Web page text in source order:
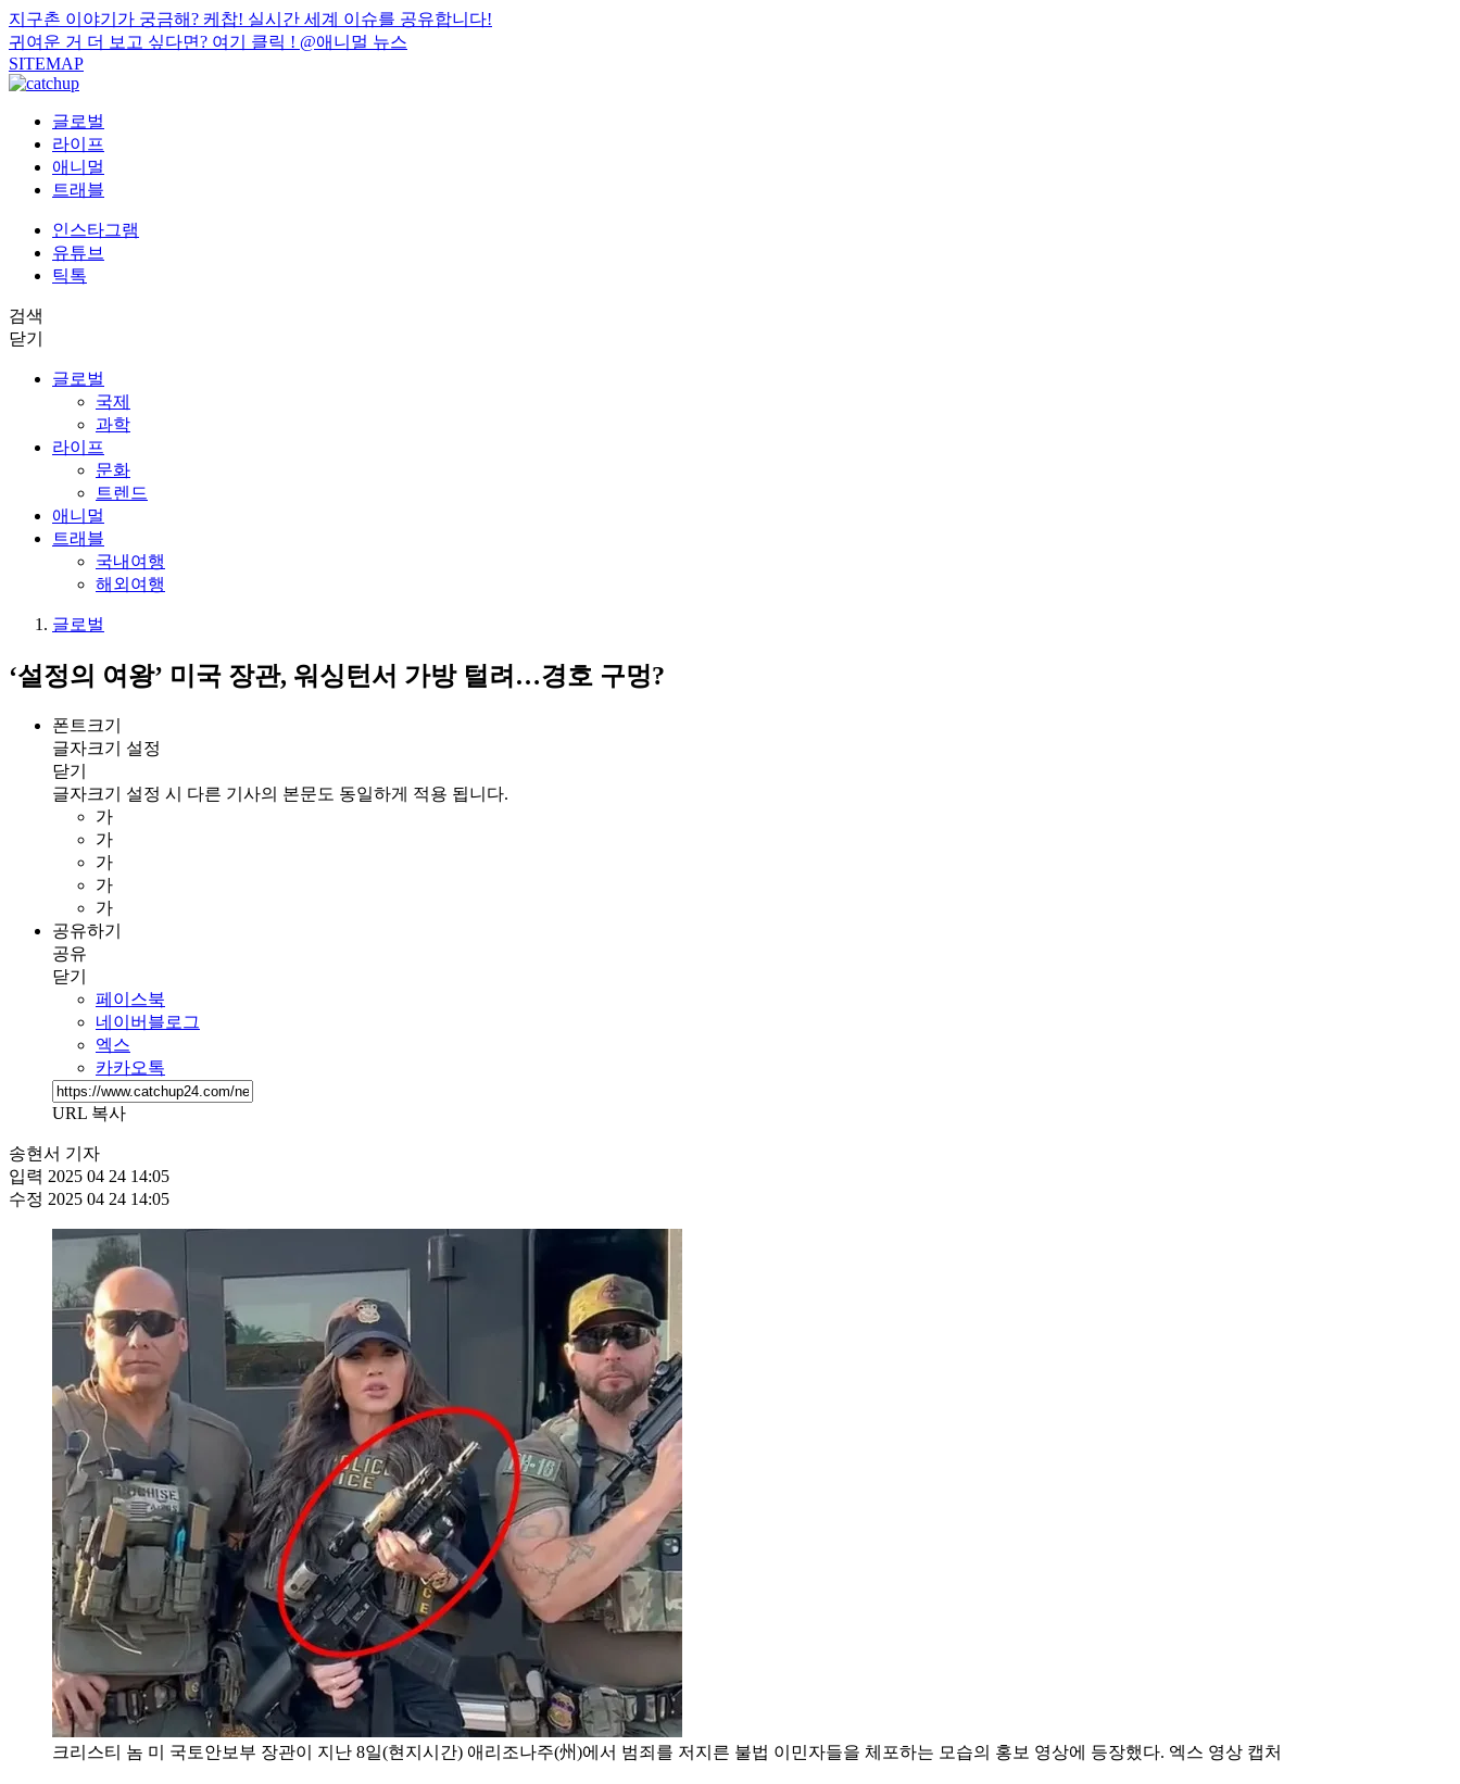
지구촌 이야기가 궁금해? 케찹! 실시간 세계 이슈를 공유합니다!
귀여운 거 더 보고 싶다면? 여기 클릭 ! @애니멀 뉴스
SITEMAP
글로벌
라이프
애니멀
트래블
인스타그램
유튜브
틱톡
검색
닫기
글로벌
국제
과학
라이프
문화
트렌드
애니멀
트래블
국내여행
해외여행
글로벌
‘설정의 여왕’ 미국 장관, 워싱턴서 가방 털려…경호 구멍?
폰트크기
글자크기 설정
닫기
글자크기 설정 시 다른 기사의 본문도 동일하게 적용 됩니다.
가
가
가
가
가
공유하기
공유
닫기
페이스북
네이버블로그
엑스
카카오톡
URL 복사
송현서 기자
입력 2025 04 24 14:05
수정 2025 04 24 14:05
크리스티 놈 미 국토안보부 장관이 지난 8일(현지시간) 애리조나주(州)에서 범죄를 저지른 불법 이민자들을 체포하는 모습의 홍보 영상에 등장했다. 엑스 영상 캡처